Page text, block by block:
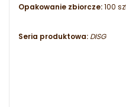
Opakowanie zbiorcze:100
Seria produktowa: DISG